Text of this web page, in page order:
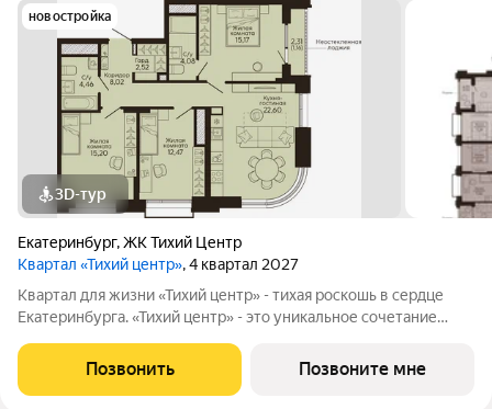
новостройка
3D-тур
Екатеринбург,ЖК Тихий Центр
Квартал «Тихий центр», 4 квартал 2027
Квартал для жизни «Тихий центр» - тихая роскошь в сердце
Екатеринбурга. «Тихий центр» - это уникальное сочетание
инфраструктуры. Соседство с главными
достопримечательностями, лучшими ресторанами и
Позвонить Позвоните мне